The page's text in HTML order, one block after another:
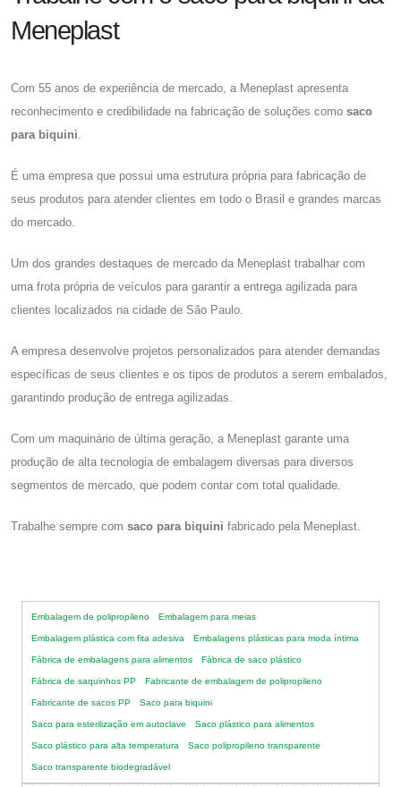
Meneplast
Com 55 anos de experiência de mercado, a Meneplast apresenta
reconhecimento e credibilidade na fabricação de soluções como saco
para biquini.
É uma empresa que possui uma estrutura própria para fabricação de
seus produtos para atender clientes em todo o Brasil e grandes marcas
do mercado.
Um dos grandes destaques de mercado da Meneplast trabalhar com
uma frota própria de veículos para garantir a entrega agilizada para
clientes localizados na cidade de São Paulo.
A empresa desenvolve projetos personalizados para atender demandas
específicas de seus clientes e os tipos de produtos a serem embalados,
garantindo produção de entrega agilizadas.
Com um maquinário de última geração, a Meneplast garante uma
produção de alta tecnologia de embalagem diversas para diversos
segmentos de mercado, que podem contar com total qualidade.
Trabalhe sempre com saco para biquini fabricado pela Meneplast.
Embalagem de polipropileno Embalagem para meias
Embalagem plástica com fita adesiva Embalagens plásticas para moda íntima
Fábrica de embalagens para alimentos Fábrica de saco plástico
Fábrica de saquinhos PP Fabricante de embalagem de polipropileno
Fabricante de sacos PP Saco para biquini
Saco para esterilização em autoclave Saco plástico para alimentos
Saco plástico para alta temperatura Saco polipropileno transparente
Saco transparente biodegradável